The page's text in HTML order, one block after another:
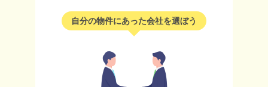
自分の物件にあった会社を選ぼう